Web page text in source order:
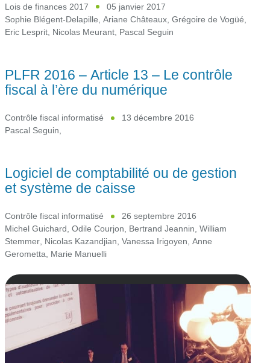
Lois de finances 2017
05 janvier 2017
Sophie Blégent-Delapille, Ariane Châteaux, Grégoire de Vogüé,
Eric Lesprit, Nicolas Meurant, Pascal Seguin
PLFR 2016 – Article 13 – Le contrôle
fiscal à l’ère du numérique
Contrôle fiscal informatisé
13 décembre 2016
Pascal Seguin,
Logiciel de comptabilité ou de gestion
et système de caisse
Contrôle fiscal informatisé
26 septembre 2016
Michel Guichard, Odile Courjon, Bertrand Jeannin, William
Stemmer, Nicolas Kazandjian, Vanessa Irigoyen, Anne
Gerometta, Marie Manuelli